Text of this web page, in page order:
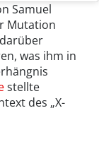
Samuel
Mutation
was ihm in
stellte
des „X-